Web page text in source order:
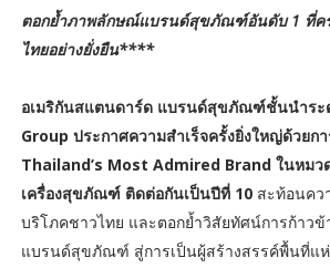
ตอกย้ำภาพลักษณ์แบรนด์สุขภัณฑ์อันดับ 1 ที่ค
ไทยอย่างยั่งยืน****
อเมริกันสแตนดาร์ด แบรนด์สุขภัณฑ์ชั้นนำระ
Group ประกาศความสำเร็จครั้งยิ่งใหญ่ด้วยก
Thailand’s Most Admired Brand ในหมว
เครื่องสุขภัณฑ์ ติดต่อกันเป็นปีที่ 10สะท้อนคว
บริโภคชาวไทย และตอกย้ำวิสัยทัศน์การก้าว
แบรนด์สุขภัณฑ์ สู่การเป็นผู้สร้างสรรค์พื้นที่แ